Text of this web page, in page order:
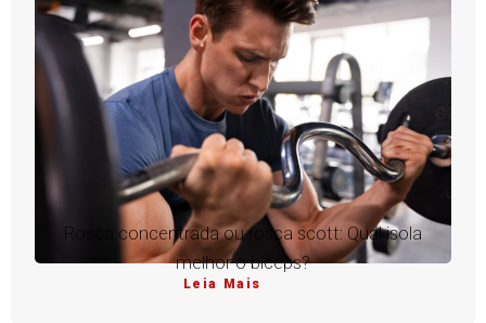
Rosca concentrada ou rosca scott: Qual isola
melhor o bíceps?
Leia Mais